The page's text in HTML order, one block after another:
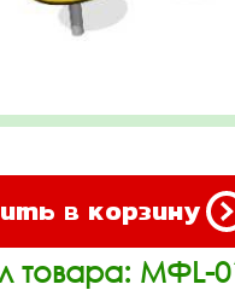
в корзину
товара: МФL-